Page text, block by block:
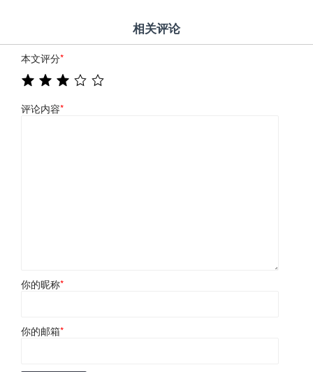
相关评论
本文评分*
评论内容*
你的昵称*
你的邮箱*